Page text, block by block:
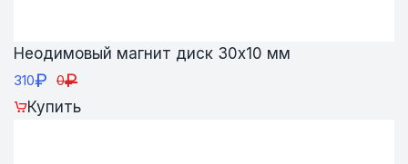
Неодимовый магнит диск 30х10 мм
310₽ 0₽
Купить